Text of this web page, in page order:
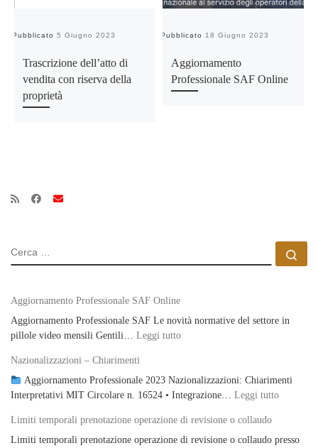
Pubblicato 5 Giugno 2023
Trascrizione dell’atto di
vendita con riserva della
proprietà
Pubblicato 18 Giugno 2023
Aggiornamento
Professionale SAF Online
CERCA
Aggiornamento Professionale SAF Online
Aggiornamento Professionale SAF Le novità normative del settore in
pillole video mensili Gentili… Leggi tutto: Aggiornamento Professionale
Nazionalizzazioni – Chiarimenti
Aggiornamento Professionale 2023 Nazionalizzazioni: Chiarimenti
Interpretativi MIT Circolare n. 16524 • Integrazione… Leggi tutto:
Limiti temporali prenotazione operazione di revisione o collaudo
Limiti temporali prenotazione operazione di revisione o collaudo presso